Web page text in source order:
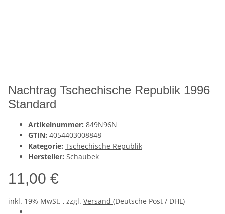
Nachtrag Tschechische Republik 1996
Standard
Artikelnummer: 849N96N
GTIN: 4054403008848
Kategorie: Tschechische Republik
Hersteller: Schaubek
11,00 €
inkl. 19% MwSt. , zzgl. Versand (Deutsche Post / DHL)